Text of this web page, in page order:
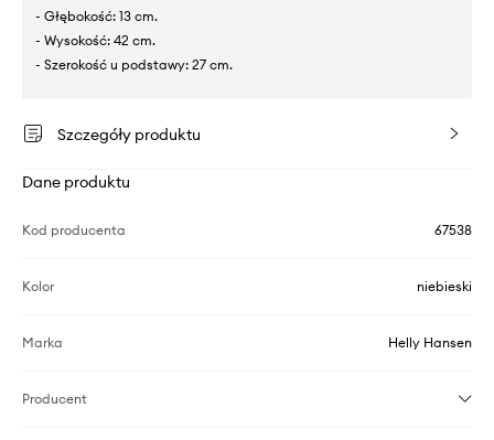
- Głębokość: 13 cm.
- Wysokość: 42 cm.
- Szerokość u podstawy: 27 cm.
Szczegóły produktu
Dane produktu
Kod producenta 67538
Kolor niebieski
Marka Helly Hansen
Producent